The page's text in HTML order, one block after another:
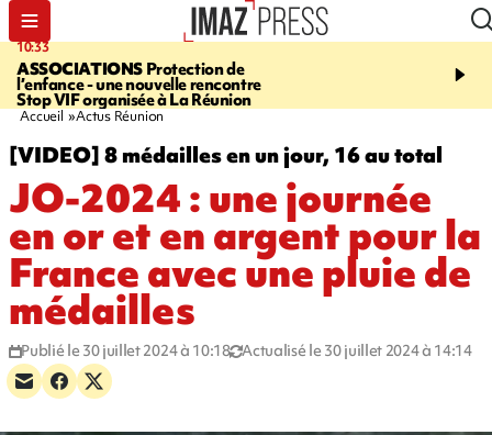
10:33
ASSOCIATIONSProtection de
l’enfance - une nouvelle rencontre
Stop VIF organisée à La Réunion
15:03
Vaste feu
l'ouest du pays, 20.000
Accueil Actus Réunion
[VIDEO] 8 médailles en un jour, 16 au total
JO-2024 : une journée
en or et en argent pour la
France avec une pluie de
médailles
Publié le 30 juillet 2024 à 10:18 Actualisé le 30 juillet 2024 à 14:14